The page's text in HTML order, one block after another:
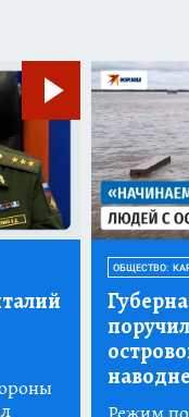
ОБЩЕСТВО: